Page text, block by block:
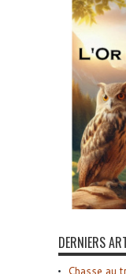
DERNIERS
Chasse au